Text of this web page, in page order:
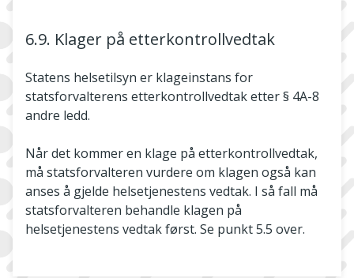
6.9. Klager på etterkontrollvedtak
Statens helsetilsyn er klageinstans for
statsforvalterens etterkontrollvedtak etter § 4A-8
andre ledd.
Når det kommer en klage på etterkontrollvedtak,
må statsforvalteren vurdere om klagen også kan
anses å gjelde helsetjenestens vedtak. I så fall må
statsforvalteren behandle klagen på
helsetjenestens vedtak først. Se punkt 5.5 over.